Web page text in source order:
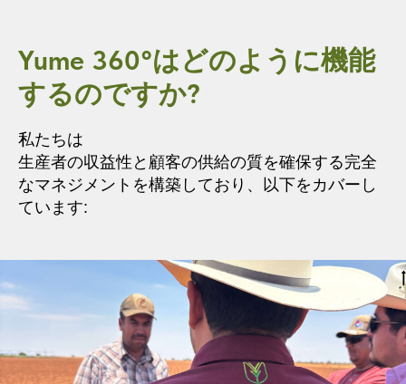
Yume 360°はどのように機能
するのですか?
私たちは
生産者の収益性と顧客の供給の質を確保する完全
なマネジメントを構築しており、以下をカバーし
ています: